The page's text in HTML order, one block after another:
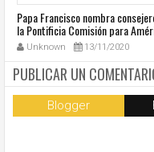
Papa Francisco nombra
la Pontificia Comisión para
Latina
Unknown 13/11/2020
PUBLICAR UN
Blogger